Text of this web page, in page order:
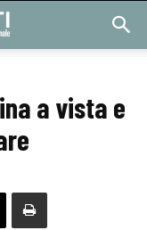
a vista e